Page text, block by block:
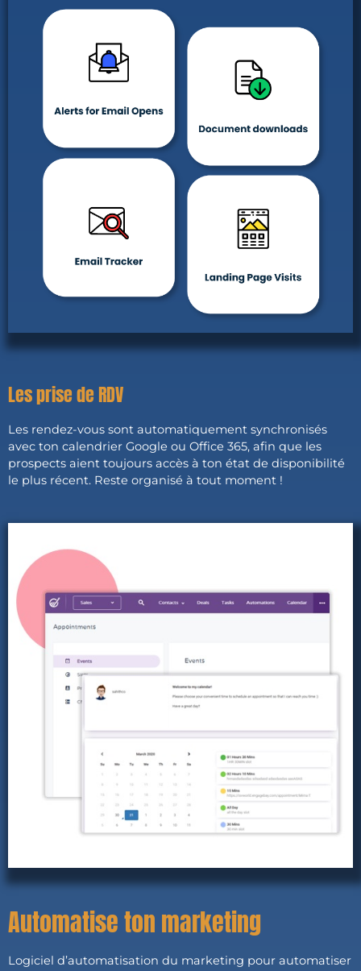
Les prise de RDV
Les rendez-vous sont automatiquement synchronisés
avec ton calendrier Google ou Office 365, afin que les
prospects aient toujours accès à ton état de disponibilité
le plus récent. Reste organisé à tout moment !
Automatise ton marketing
Logiciel d’automatisation du marketing pour automatiser